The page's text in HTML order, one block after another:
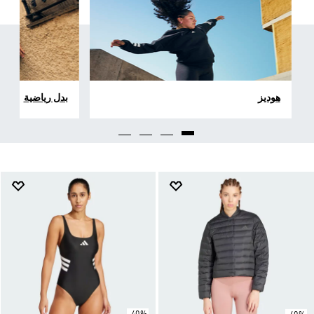
هوديز بدل رياضية